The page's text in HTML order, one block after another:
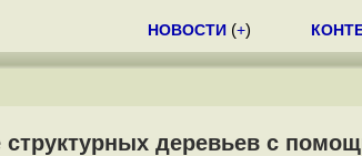
НОВОСТИ (+)
деревьев с